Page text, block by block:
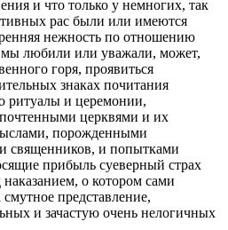
и что только у немногих, так
рас были или имеются
нежность по отношению
мы любили или уважали, может,
горя, проявиться
знаках почитания
и церемонии,
церквями и их
порожденными
священников, и попытками
прибыль суеверный страх
о котором сами
представление,
и зачастую очень нелогичных